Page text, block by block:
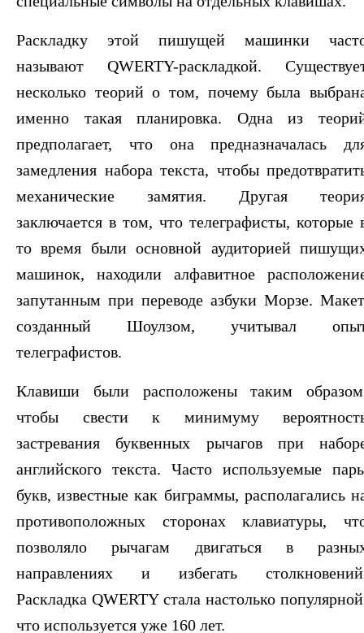
Раскладку этой пишущей машинки
называют QWERTY-раскладкой.
несколько теорий о том, почему была
именно такая планировка. Одна из
предполагает, что она предназначалась
замедления набора текста, чтобы
механические замятия. Другая
заключается в том, что телеграфисты, которые
то время были основной аудиторией
машинок, находили алфавитное
запутанным при переводе азбуки Морзе.
созданный Шоулзом, учитывал
телеграфистов.
Клавиши были расположены таким
чтобы свести к минимуму
застревания буквенных рычагов при
английского текста. Часто используемые
букв, известные как биграммы, располагались
противоположных сторонах клавиатуры,
позволяло рычагам двигаться в
направлениях и избегать
Раскладка QWERTY стала настолько
что используется уже 160 лет.